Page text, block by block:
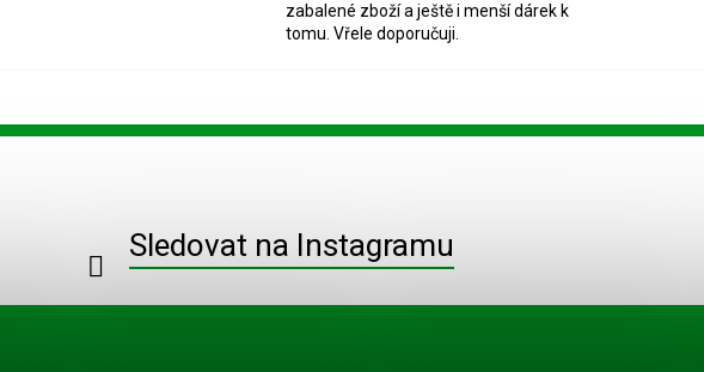
zabalené zboží a ještě i menší dárek k
tomu. Vřele doporučuji.
Sledovat na Instagramu